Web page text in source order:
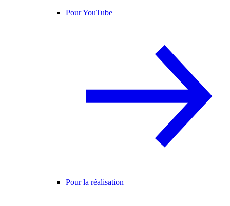
Pour YouTube
Pour la réalisation